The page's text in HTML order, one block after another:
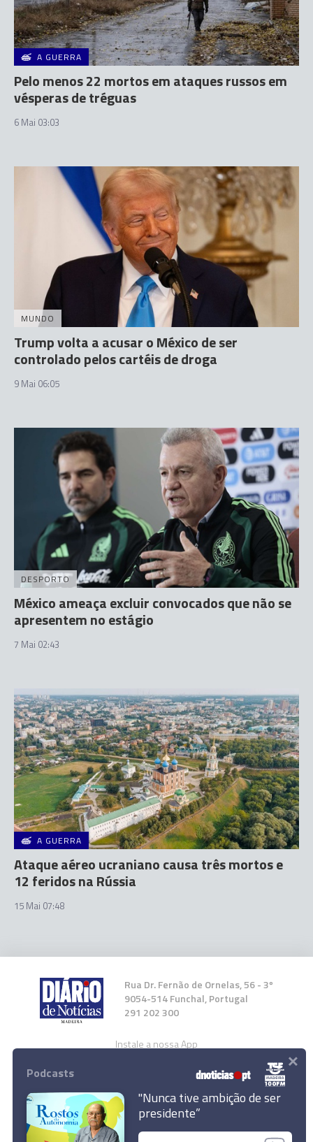
Pelo menos cinco mortos devido a ataque
A GUERRA
Pelo menos 22 mortos em ataques russos em
vésperas de tréguas
6 Mai 03:03
MUNDO
Trump volta a acusar o México de ser
controlado pelos cartéis de droga
9 Mai 06:05
DESPORTO
México ameaça excluir convocados que não se
apresentem no estágio
7 Mai 02:43
A GUERRA
Ataque aéreo ucraniano causa três mortos e
12 feridos na Rússia
15 Mai 07:48
Rua Dr. Fernão de Ornelas, 56 - 3º
9054-514 Funchal, Portugal
291 202 300
Instale a nossa App
© 2026 Empresa Diário de Notícias, Lda.
Podcasts
"Nunca tive ambição de ser
presidente”
×